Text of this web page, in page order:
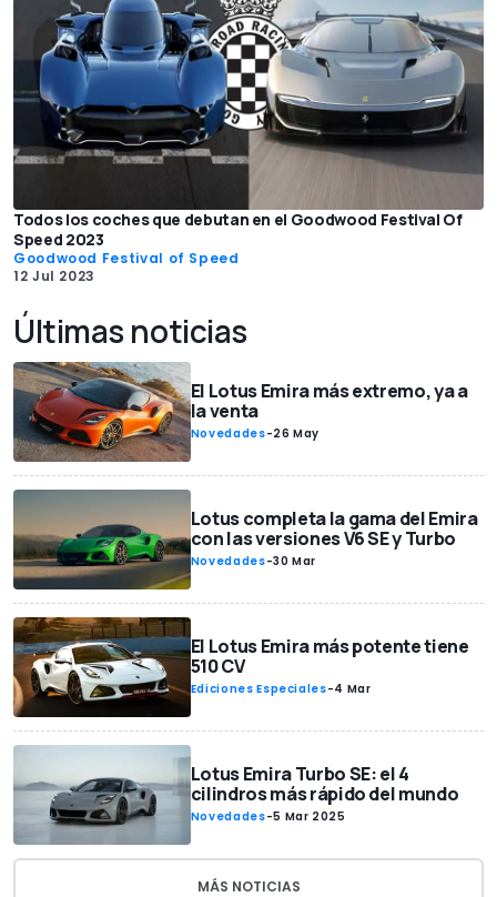
Todos los coches que debutan en el Goodwood Festival Of
Speed 2023
Goodwood Festival of Speed
12 Jul 2023
Últimas noticias
El Lotus Emira más extremo, ya a
la venta
Novedades-26 May
Lotus completa la gama del Emira
con las versiones V6 SE y Turbo
Novedades-30 Mar
El Lotus Emira más potente tiene
510 CV
Ediciones Especiales-4 Mar
Lotus Emira Turbo SE: el 4
cilindros más rápido del mundo
Novedades-5 Mar 2025
MÁS NOTICIAS